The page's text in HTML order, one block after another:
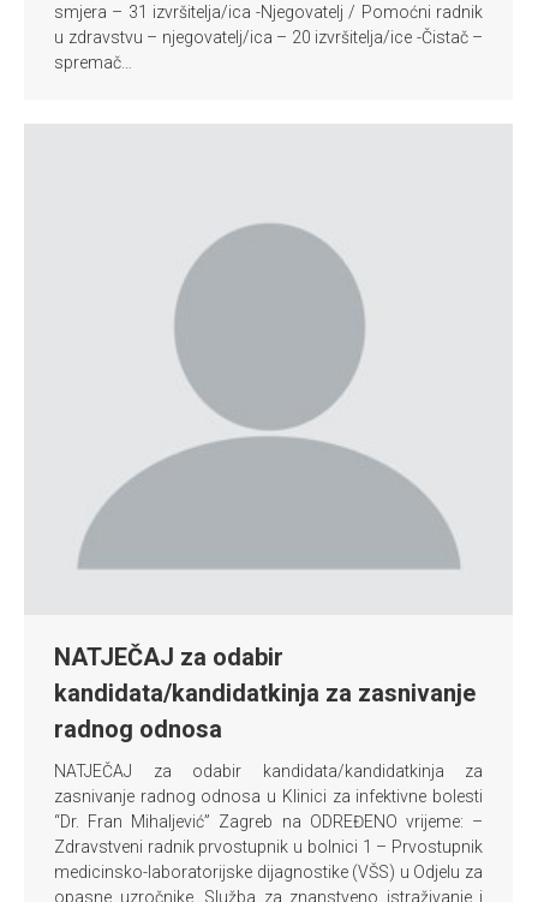
smjera – 31 izvršitelja/ica -Njegovatelj / Pomoćni radnik
u zdravstvu – njegovatelj/ica – 20 izvršitelja/ice -Čistač –
spremač…
NATJEČAJ za odabir
kandidata/kandidatkinja za zasnivanje
radnog odnosa
NATJEČAJ za odabir kandidata/kandidatkinja za
zasnivanje radnog odnosa u Klinici za infektivne bolesti
“Dr. Fran Mihaljević” Zagreb na ODREĐENO vrijeme: –
Zdravstveni radnik prvostupnik u bolnici 1 – Prvostupnik
medicinsko-laboratorijske dijagnostike (VŠS) u Odjelu za
opasne uzročnike, Služba za znanstveno istraživanje i